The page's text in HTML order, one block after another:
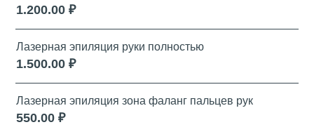
1.200.00 ₽
Лазерная эпиляция руки полностью
1.500.00 ₽
Лазерная эпиляция зона фаланг пальцев рук
550.00 ₽